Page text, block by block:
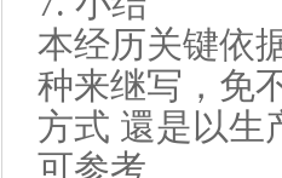
本经历关键依
种来继写，免
方式 還是以生
可参考